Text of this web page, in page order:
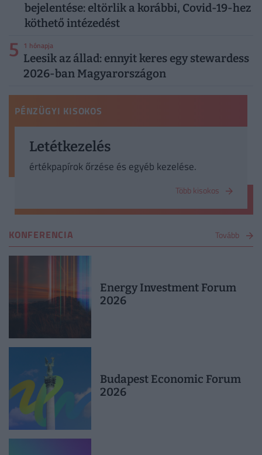
bejelentése: eltörlik a korábbi, Covid-19-hez
köthető intézedést
5 1 hónapja
Leesik az állad: ennyit keres egy stewardess
2026-ban Magyarországon
PÉNZÜGYI KISOKOS
Letétkezelés
értékpapírok őrzése és egyéb kezelése.
Több kisokos
KONFERENCIA Tovább
Energy Investment Forum
2026
Budapest Economic Forum
2026